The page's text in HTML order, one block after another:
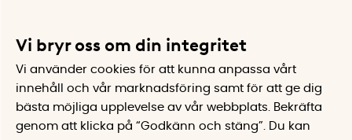
Vi bryr oss om din integritet
Vi använder cookies för att kunna anpassa vårt
innehåll och vår marknadsföring samt för att ge dig
bästa möjliga upplevelse av vår webbplats.
Bekräfta
genom att klicka på “Godkänn och stäng”. Du kan